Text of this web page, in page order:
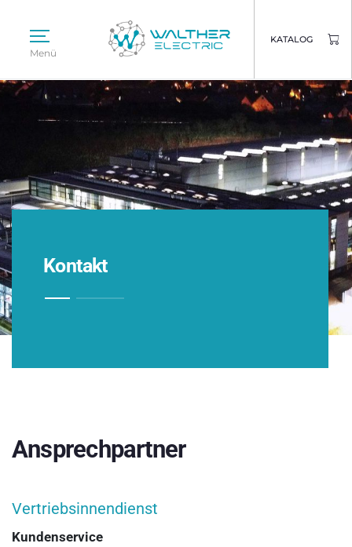
Menü
KATALOG
Kontakt
Ansprechpartner
Vertriebsinnendienst
Kundenservice